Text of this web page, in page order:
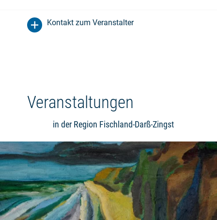
Kontakt zum Veranstalter
Veranstaltungen
in der Region Fischland-Darß-Zingst